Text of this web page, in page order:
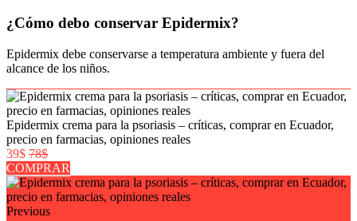
¿Cómo debo conservar Epidermix?
Epidermix debe conservarse a temperatura ambiente y fuera del
alcance de los niños.
Epidermix crema para la psoriasis – críticas, comprar en Ecuador,
precio en farmacias, opiniones reales
39$ 78$
COMPRAR
Previous